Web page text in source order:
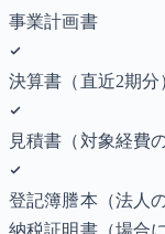
事業計画書
決算書（直近2期分
見積書（対象経費
登記簿謄本（法人
納税証明書（場合